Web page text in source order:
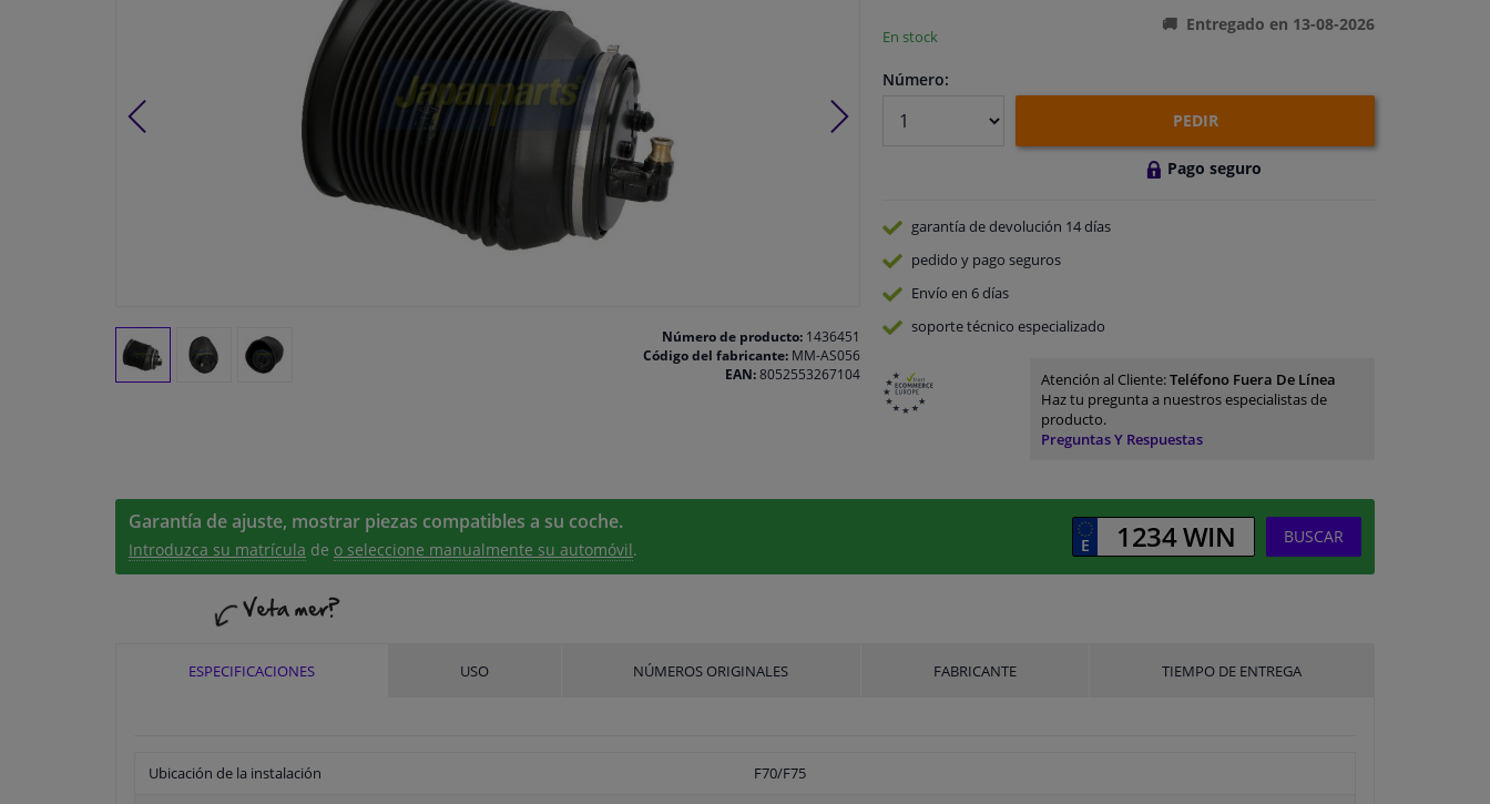
Número de producto:1436451
Código del fabricante:MM-AS056
EAN:8052553267104
En stock
Entregado en 13-08-2026
Número:
PEDIR
Pago seguro
garantía de devolución 14 días
pedido y pago seguros
Envío en 6 días
soporte técnico especializado
Atención al Cliente:Teléfono Fuera De Línea
Haz tu pregunta a nuestros especialistas de
producto.
Preguntas Y Respuestas
Garantía de ajuste, mostrar piezas compatibles a su coche.
Introduzca su matrícula de o seleccione manualmente su automóvil.
BUSCAR
ESPECIFICACIONES USO NÚMEROS ORIGINALES FABRICANTE TIEMPO DE ENTREGA
Ubicación de la instalación F70/F75